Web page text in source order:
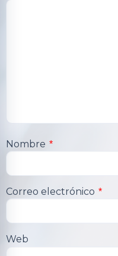
Nombre *
Correo electrónico *
Web